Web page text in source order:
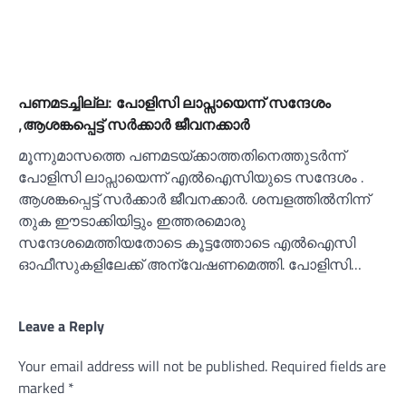
പണമടച്ചില്ല: പോളിസി ലാപ്സായെന്ന് സന്ദേശം
,ആശങ്കപ്പെട്ട് സർക്കാർ ജീവനക്കാർ
മൂന്നുമാസത്തെ പണമടയ്ക്കാത്തതിനെത്തുടർന്ന്
പോളിസി ലാപ്സായെന്ന് എല്‍ഐസിയുടെ സന്ദേശം .
ആശങ്കപ്പെട്ട് സർക്കാർ ജീവനക്കാർ. ശമ്പളത്തില്‍നിന്ന്
തുക ഈടാക്കിയിട്ടും ഇത്തരമൊരു
സന്ദേശമെത്തിയതോടെ കൂട്ടത്തോടെ എല്‍ഐസി
ഓഫീസുകളിലേക്ക് അന്വേഷണമെത്തി. പോളിസി…
Leave a Reply
Your email address will not be published. Required fields are
marked *